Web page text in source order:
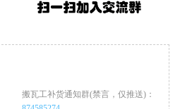
搬瓦工补货通知群(禁言，仅推送)：